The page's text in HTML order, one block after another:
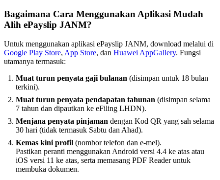
Bagaimana Cara Menggunakan Aplikasi Mudah
Alih ePayslip JANM?
Untuk menggunakan aplikasi ePayslip JANM, download melalui di
Google Play Store, App Store, dan Huawei AppGallery. Fungsi
utamanya termasuk:
Muat turun penyata gaji bulanan (disimpan untuk 18 bulan
terkini).
Muat turun penyata pendapatan tahunan (disimpan selama
7 tahun dan dipautkan ke eFiling LHDN).
Menjana penyata pinjaman dengan Kod QR yang sah selama
30 hari (tidak termasuk Sabtu dan Ahad).
Kemas kini profil (nombor telefon dan e-mel).
Pastikan peranti menggunakan Android versi 4.4 ke atas atau
iOS versi 11 ke atas, serta memasang PDF Reader untuk
membuka dokumen.